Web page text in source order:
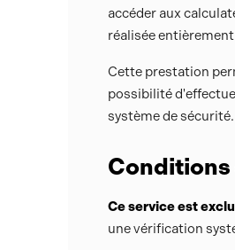
accéder aux
réalisée
Cette prestation
possibilité
système de sécurité.
Ce service est
une vérification